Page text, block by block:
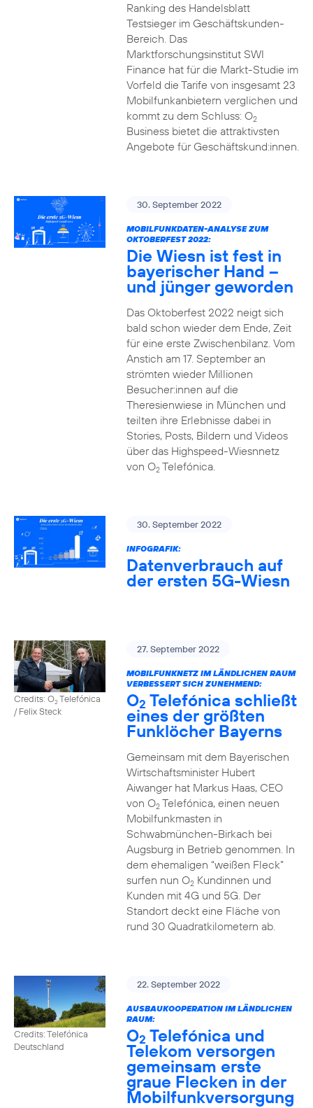
Ranking des Handelsblatt
Testsieger im Geschäftskunden-
Bereich. Das
Marktforschungsinstitut SWI
Finance hat für die Markt-Studie im
Vorfeld die Tarife von insgesamt 23
Mobilfunkanbietern verglichen und
kommt zu dem Schluss: O2
Business bietet die attraktivsten
Angebote für Geschäftskund:innen.
30. September 2022
MOBILFUNKDATEN-ANALYSE ZUM
OKTOBERFEST 2022:
Die Wiesn ist fest in
bayerischer Hand –
und jünger geworden
Das Oktoberfest 2022 neigt sich
bald schon wieder dem Ende, Zeit
für eine erste Zwischenbilanz. Vom
Anstich am 17. September an
strömten wieder Millionen
Besucher:innen auf die
Theresienwiese in München und
teilten ihre Erlebnisse dabei in
Stories, Posts, Bildern und Videos
über das Highspeed-Wiesnnetz
von O2Telefónica.
30. September 2022
INFOGRAFIK:
Datenverbrauch auf
der ersten 5G-Wiesn
Credits: O2Telefónica
/ Felix Steck
27. September 2022
MOBILFUNKNETZ IM LÄNDLICHEN RAUM
VERBESSERT SICH ZUNEHMEND:
O2 Telefónica schließt
eines der größten
Funklöcher Bayerns
Gemeinsam mit dem Bayerischen
Wirtschaftsminister Hubert
Aiwanger hat Markus Haas, CEO
von O2Telefónica, einen neuen
Mobilfunkmasten in
Schwabmünchen-Birkach bei
Augsburg in Betrieb genommen. In
dem ehemaligen “weißen Fleck”
surfen nun O2Kundinnen und
Kunden mit 4G und 5G. Der
Standort deckt eine Fläche von
rund 30 Quadratkilometern ab.
Credits: Telefónica
Deutschland
22. September 2022
AUSBAUKOOPERATION IM LÄNDLICHEN
RAUM:
O2 Telefónica und
Telekom versorgen
gemeinsam erste
graue Flecken in der
Mobilfunkversorgung